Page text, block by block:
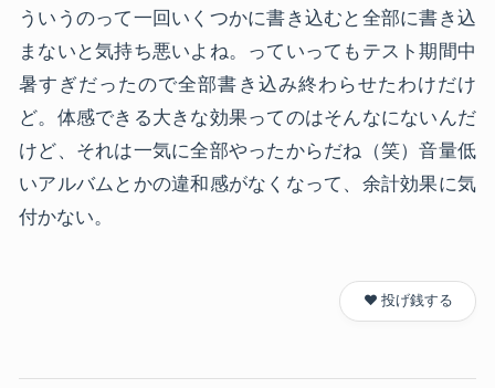
ういうのって一回いくつかに書き込むと全部に書き込
まないと気持ち悪いよね。っていってもテスト期間中
暑すぎだったので全部書き込み終わらせたわけだけ
ど。体感できる大きな効果ってのはそんなにないんだ
けど、それは一気に全部やったからだね（笑）音量低
いアルバムとかの違和感がなくなって、余計効果に気
付かない。
❤️ 投げ銭する